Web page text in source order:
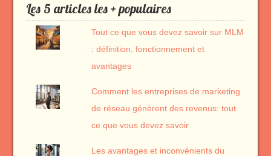
Les 5 articles les + populaires
Tout ce que vous devez savoir sur MLM
: définition, fonctionnement et
avantages
Comment les entreprises de marketing
de réseau génèrent des revenus: tout
ce que vous devez savoir
Les avantages et inconvénients du